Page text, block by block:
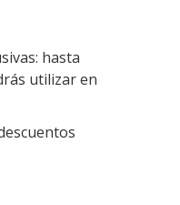
hasta
utilizar en